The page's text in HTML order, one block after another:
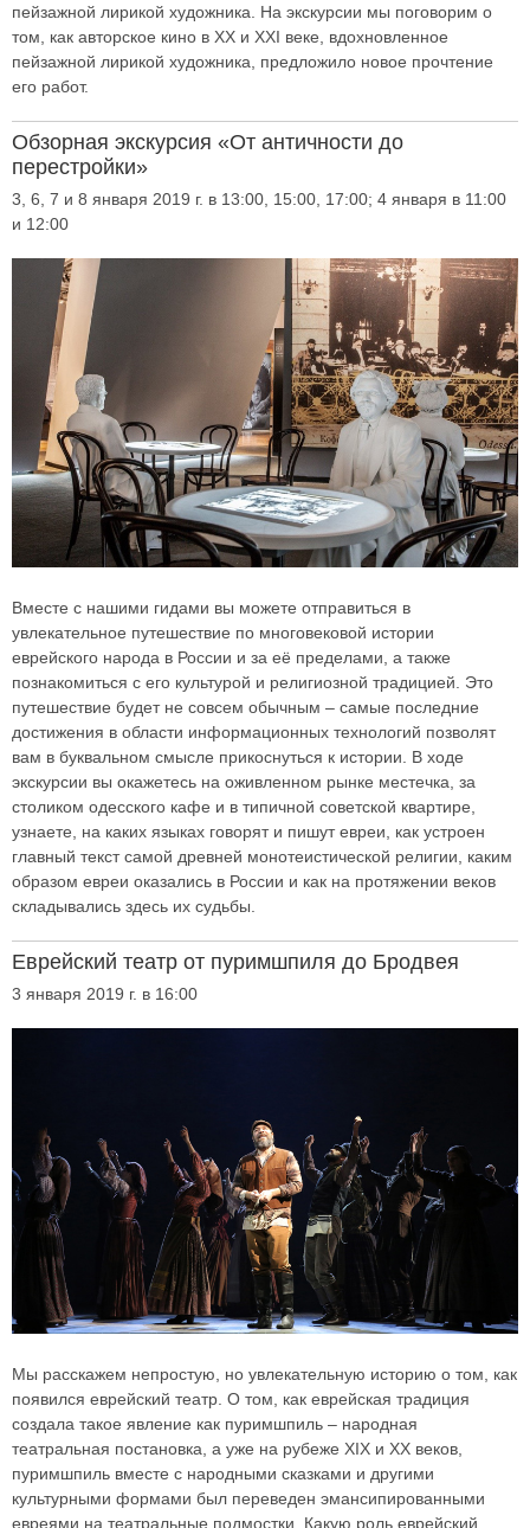
пейзажной лирикой художника. На экскурсии мы поговорим о
том, как авторское кино в XX и XXI веке, вдохновленное
пейзажной лирикой художника, предложило новое прочтение
его работ.
Обзорная экскурсия «От античности до
перестройки»
3, 6, 7 и 8 января 2019 г. в 13:00, 15:00, 17:00; 4 января в 11:00
и 12:00
Вместе с нашими гидами вы можете отправиться в
увлекательное путешествие по многовековой истории
еврейского народа в России и за её пределами, а также
познакомиться с его культурой и религиозной традицией. Это
путешествие будет не совсем обычным – самые последние
достижения в области информационных технологий позволят
вам в буквальном смысле прикоснуться к истории. В ходе
экскурсии вы окажетесь на оживленном рынке местечка, за
столиком одесского кафе и в типичной советской квартире,
узнаете, на каких языках говорят и пишут евреи, как устроен
главный текст самой древней монотеистической религии, каким
образом евреи оказались в России и как на протяжении веков
складывались здесь их судьбы.
Еврейский театр от пуримшпиля до Бродвея
3 января 2019 г. в 16:00
Мы расскажем непростую, но увлекательную историю о том, как
появился еврейский театр. О том, как еврейская традиция
создала такое явление как пуримшпиль – народная
театральная постановка, а уже на рубеже XIX и XX веков,
пуримшпиль вместе с народными сказками и другими
культурными формами был переведен эмансипированными
евреями на театральные подмостки. Какую роль еврейский